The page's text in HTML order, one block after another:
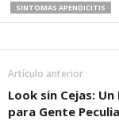
SINTOMAS APENDICITIS
Artículo anterior
Look sin Cejas: Un
para Gente